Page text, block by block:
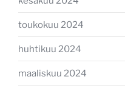
toukokuu 2024
huhtikuu 2024
maaliskuu 2024